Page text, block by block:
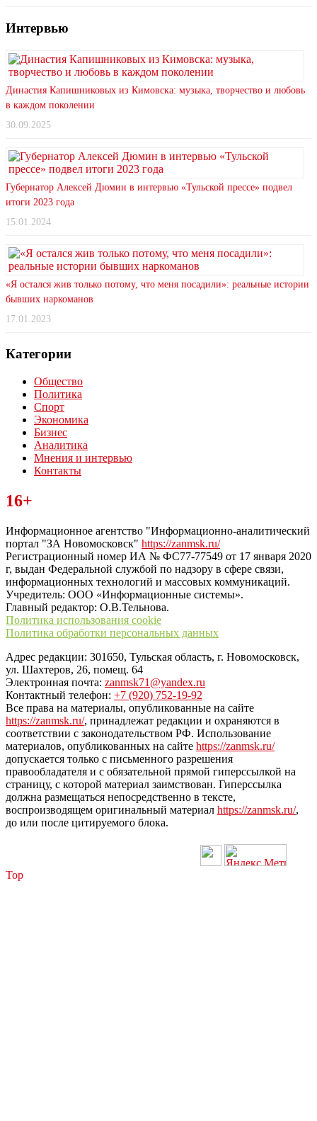
Интервью
Династия Капишниковых из Кимовска: музыка, творчество и любовь
в каждом поколении
30.09.2025
Губернатор Алексей Дюмин в интервью «Тульской прессе» подвел
итоги 2023 года
15.01.2024
«Я остался жив только потому, что меня посадили»: реальные истории
бывших наркоманов
17.01.2023
Категории
Общество
Политика
Спорт
Экономика
Бизнес
Аналитика
Мнения и интервью
Контакты
Читайте последние новости дня в Тульской области на сайте
“ЗаНовомосковск”
16+
Информационное агентство "Информационно-аналитический
портал "ЗА Новомосковск" https://zanmsk.ru/
Регистрационный номер ИА № ФС77-77549 от 17 января 2020
г, выдан Федеральной службой по надзору в сфере связи,
информационных технологий и массовых коммуникаций.
Учредитель: ООО «Информационные системы».
Главный редактор: О.В.Тельнова.
Политика использования cookie
Политика обработки персональных данных
Адрес редакции: 301650, Тульская область, г. Новомосковск,
ул. Шахтеров, 26, помещ. 64
Электронная почта: zanmsk71@yandex.ru
Контактный телефон: +7 (920) 752-19-92
Все права на материалы, опубликованные на сайте
https://zanmsk.ru/, принадлежат редакции и охраняются в
соответствии с законодательством РФ. Использование
материалов, опубликованных на сайте https://zanmsk.ru/
допускается только с письменного разрешения
правообладателя и с обязательной прямой гиперссылкой на
страницу, с которой материал заимствован. Гиперссылка
должна размещаться непосредственно в тексте,
воспроизводящем оригинальный материал https://zanmsk.ru/,
до или после цитируемого блока.
Top